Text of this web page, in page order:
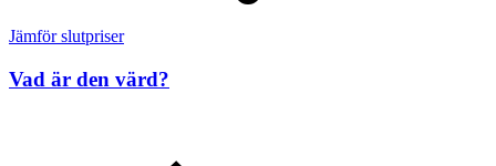
Jämför slutpriser
Vad är den värd?